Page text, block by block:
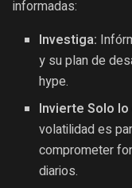
informadas:
Investiga:
y su plan de
hype.
Invierte Solo
volatilidad es
comprometer
diarios.